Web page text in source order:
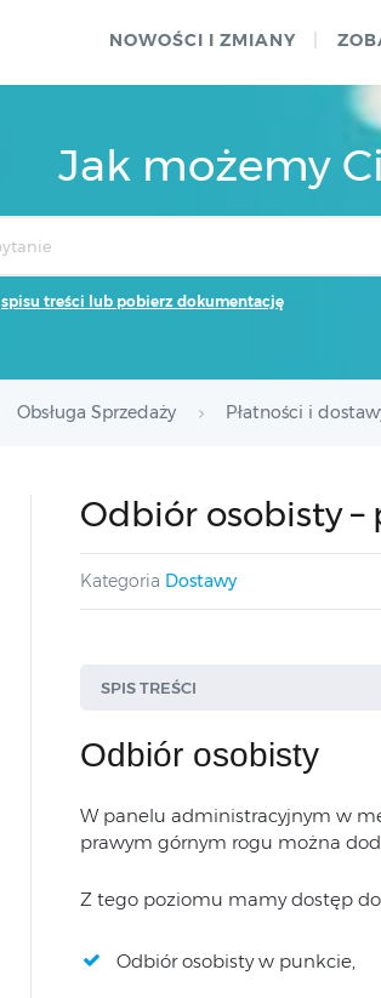
NOWOŚCI I ZMIANY
Jak możemy
spisu treści lub pobierz dokumentację
Obsługa Sprzedaży Płatności i
Odbiór osobisty
Kategoria Dostawy
SPIS TREŚCI
Odbiór osobisty
W panelu administracyjnym w
prawym górnym rogu można
Z tego poziomu mamy dostęp
Odbiór osobisty w punkcie,